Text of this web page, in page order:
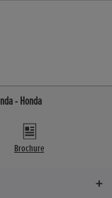
- Honda
Brochure